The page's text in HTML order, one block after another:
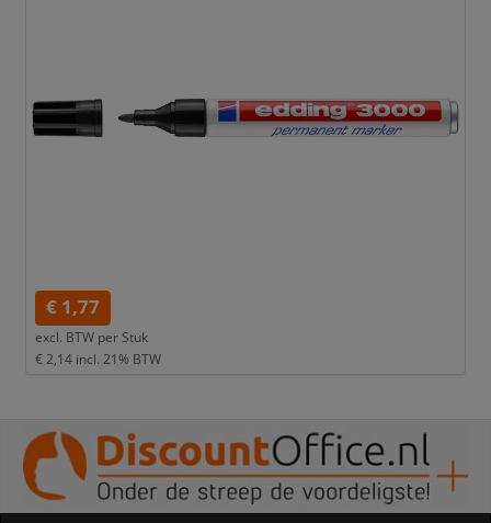
€ 1,77
excl. BTW per Stuk
€ 2,14 incl. 21% BTW